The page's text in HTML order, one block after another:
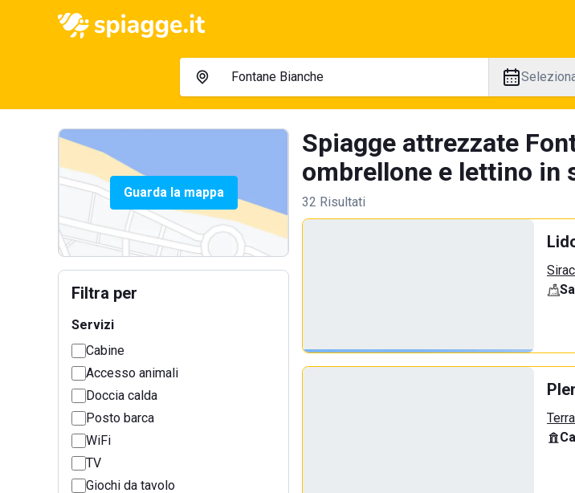
Guarda la mappa
Filtra per
Servizi
Cabine
Accesso animali
Doccia calda
Posto barca
WiFi
TV
Giochi da tavolo
Spiagge attrezzate
ombrellone e lettino in
32 Risultati